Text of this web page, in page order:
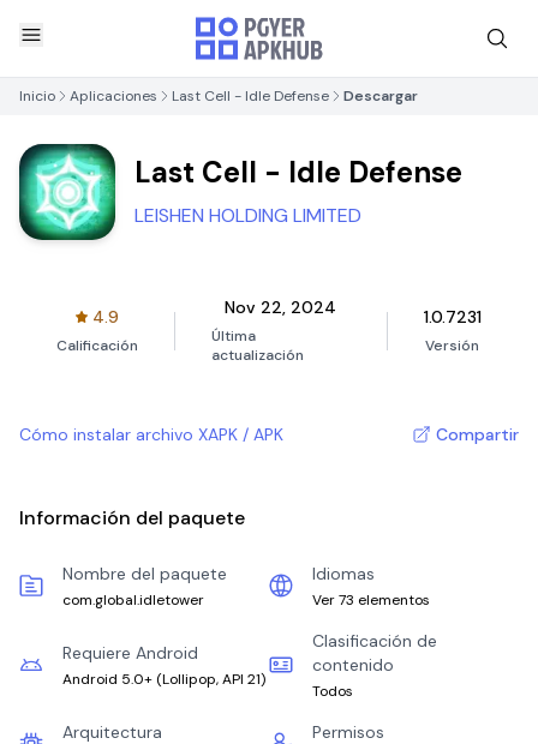
Inicio Aplicaciones Last Cell - Idle Defense Descargar
Last Cell - Idle Defense
LEISHEN HOLDING LIMITED
4.9
Calificación
Nov 22, 2024
Última
actualización
1.0.7231
Versión
Cómo instalar archivo XAPK / APK Compartir
Información del paquete
Nombre del paquete
com.global.idletower
Idiomas
Ver 73 elementos
Requiere Android
Android 5.0+ (Lollipop, API 21)
Clasificación de
contenido
Todos
Arquitectura Permisos